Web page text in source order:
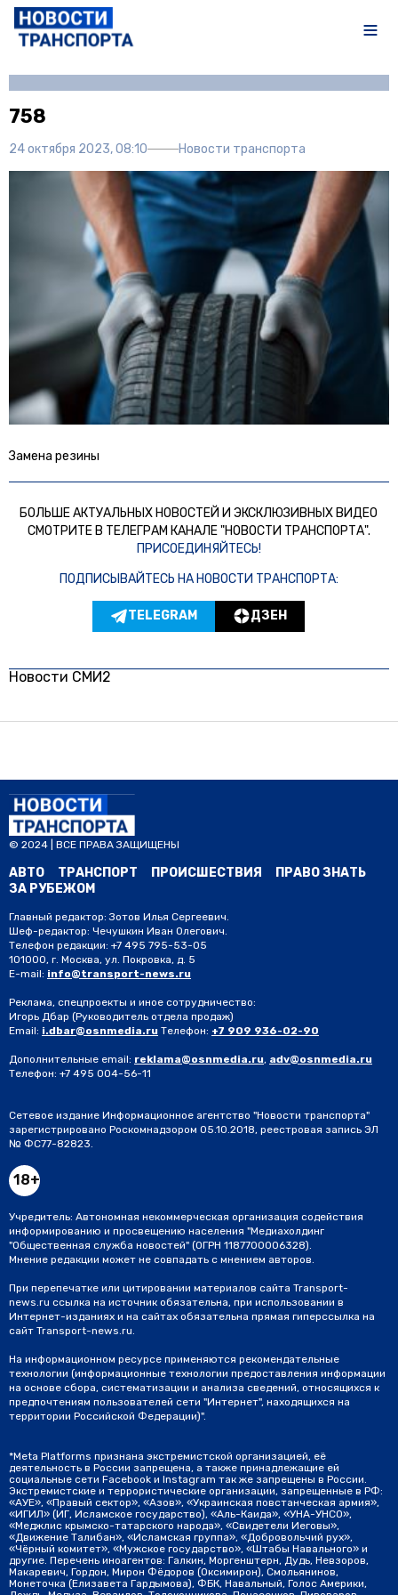
758
24 октября 2023, 08:10 Новости транспорта
Замена резины
БОЛЬШЕ АКТУАЛЬНЫХ НОВОСТЕЙ И ЭКСКЛЮЗИВНЫХ ВИДЕО
СМОТРИТЕ В ТЕЛЕГРАМ КАНАЛЕ "НОВОСТИ ТРАНСПОРТА".
ПРИСОЕДИНЯЙТЕСЬ!
ПОДПИСЫВАЙТЕСЬ НА НОВОСТИ ТРАНСПОРТА:
TELEGRAM ДЗЕН
Новости СМИ2
© 2024 | ВСЕ ПРАВА ЗАЩИЩЕНЫ
АВТО ТРАНСПОРТ ПРОИСШЕСТВИЯ
ПРАВО ЗНАТЬ
ЗА РУБЕЖОМ
Главный редактор: Зотов Илья Сергеевич.
Шеф-редактор: Чечушкин Иван Олегович.
Телефон редакции: +7 495 795-53-05
101000, г. Москва, ул. Покровка, д. 5
E-mail: info@transport-news.ru
Реклама, спецпроекты и иное сотрудничество:
Игорь Дбар (Руководитель отдела продаж)
Email: i.dbar@osnmedia.ru Телефон: +7 909 936-02-90
Дополнительные email: reklama@osnmedia.ru, adv@osnmedia.ru
Телефон: +7 495 004-56-11
Сетевое издание Информационное агентство "Новости транспорта"
зарегистрировано Роскомнадзором 05.10.2018, реестровая запись ЭЛ
№ ФС77-82823.
18+
Учредитель: Автономная некоммерческая организация содействия
информированию и просвещению населения "Медиахолдинг
"Общественная служба новостей" (ОГРН 1187700006328).
Мнение редакции может не совпадать с мнением авторов.
При перепечатке или цитировании материалов сайта Transport-
news.ru ссылка на источник обязательна, при использовании в
Интернет-изданиях и на сайтах обязательна прямая гиперссылка на
сайт Transport-news.ru.
На информационном ресурсе применяются рекомендательные
технологии (информационные технологии предоставления информации
на основе сбора, систематизации и анализа сведений, относящихся к
предпочтениям пользователей сети "Интернет", находящихся на
территории Российской Федерации)".
*Meta Platforms признана экстремистской организацией, её
деятельность в России запрещена, а также принадлежащие ей
социальные сети Facebook и Instagram так же запрещены в России.
Экстремистские и террористические организации, запрещенные в РФ:
«АУЕ», «Правый сектор», «Азов», «Украинская повстанческая армия»,
«ИГИЛ» (ИГ, Исламское государство), «Аль-Каида», «УНА-УНСО»,
«Меджлис крымско-татарского народа», «Свидетели Иеговы»,
«Движение Талибан», «Исламская группа», «Добровольчий рух»,
«Чёрный комитет», «Мужское государство», «Штабы Навального» и
другие. Перечень иноагентов: Галкин, Моргенштерн, Дудь, Невзоров,
Макаревич, Гордон, Мирон Фёдоров (Оксимирон), Смольянинов,
Монеточка (Елизавета Гардымова), ФБК, Навальный, Голос Америки,